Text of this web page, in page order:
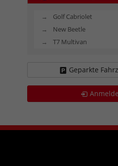
Golf Cabriolet
New Beetle
T7 Multivan
Geparkte